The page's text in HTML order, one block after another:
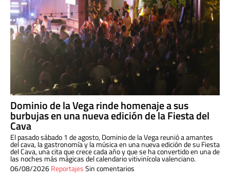
Dominio de la Vega rinde homenaje a sus
burbujas en una nueva edición de la Fiesta del
Cava
El pasado sábado 1 de agosto, Dominio de la Vega reunió a amantes
del cava, la gastronomía y la música en una nueva edición de su Fiesta
del Cava, una cita que crece cada año y que se ha convertido en una de
las noches más mágicas del calendario vitivinícola valenciano.
06/08/2026ReportajesSin comentarios